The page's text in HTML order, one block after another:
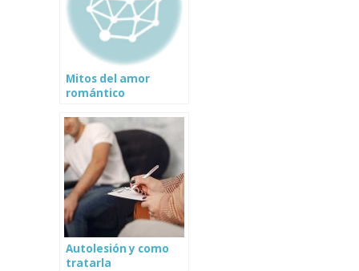
Mitos del amor
romántico
Autolesión y como
tratarla